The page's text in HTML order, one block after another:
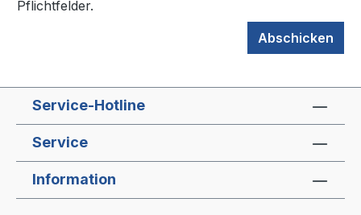
Pflichtfelder.
Abschicken
Service-Hotline
Service
Information